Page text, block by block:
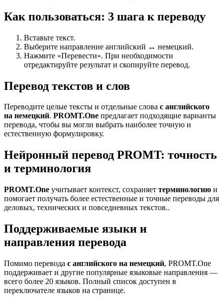
Как пользоваться: 3 шага к переводу
Вставьте текст.
Выберите направление английский ↔ немецкий.
Нажмите «Перевести». При необходимости
отредактируйте результат и скопируйте перевод.
Перевод текстов и слов
Переводите целые тексты и отдельные слова с английского
на немецкий. PROMT.One предлагает подходящие варианты
перевода, чтобы вы могли выбрать наиболее точную и
естественную формулировку.
Нейронный перевод PROMT: точность
и терминология
PROMT.One учитывает контекст, сохраняет терминологию и
помогает получать более естественные и точные переводы для
деловых, технических и повседневных текстов..
Поддерживаемые языки и
направления перевода
Помимо перевода с английского на немецкий, PROMT.One
поддерживает и другие популярные языковые направления —
всего более 20 языков. Полный список доступен в
переключателе языков на странице.